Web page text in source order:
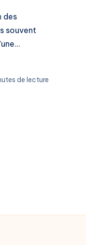
des
souvent
de lecture